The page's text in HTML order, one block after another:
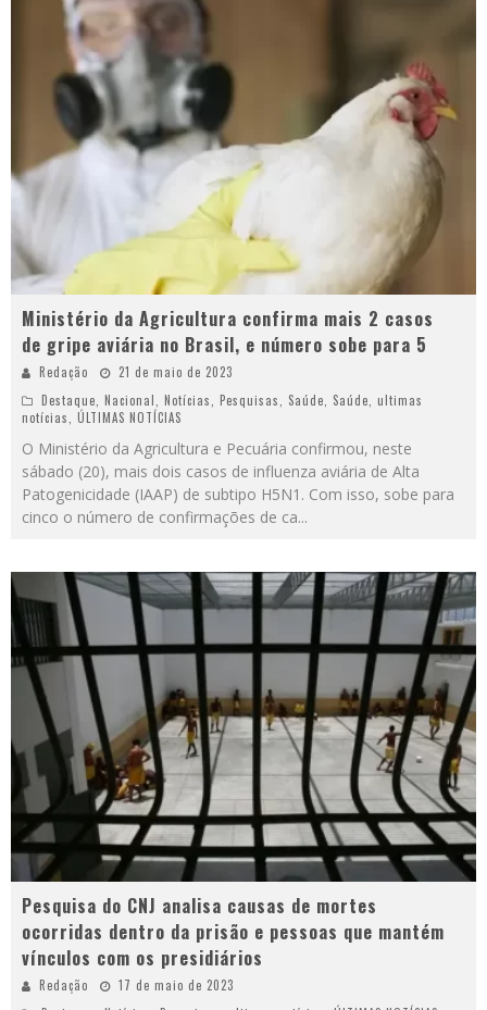
Ministério da Agricultura confirma mais 2 casos
de gripe aviária no Brasil, e número sobe para 5
Redação
21 de maio de 2023
Destaque Nacional Notícias Pesquisas Saúde Saúde ultimas
notícias
ÚLTIMAS NOTÍCIAS
O Ministério da Agricultura e Pecuária confirmou, neste
sábado (20), mais dois casos de influenza aviária de Alta
Patogenicidade (IAAP) de subtipo H5N1. Com isso, sobe para
cinco o número de confirmações de ca...
Pesquisa do CNJ analisa causas de mortes
ocorridas dentro da prisão e pessoas que mantém
vínculos com os presidiários
Redação
17 de maio de 2023